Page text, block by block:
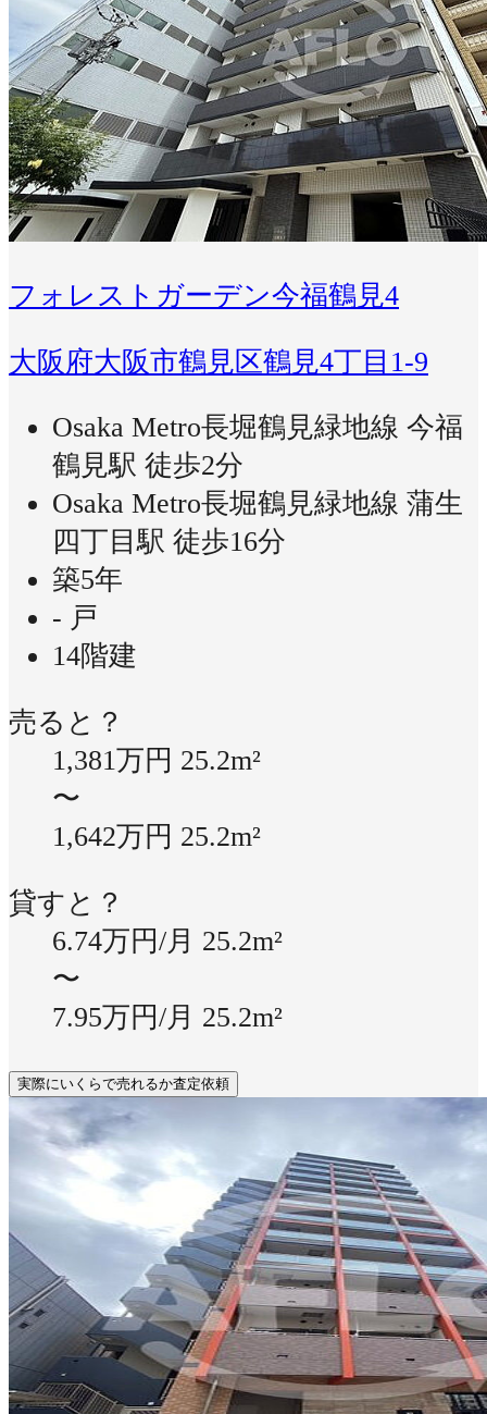
フォレストガーデン今福鶴見4
大阪府大阪市鶴見区鶴見4丁目1-9
Osaka Metro長堀鶴見緑地線 今福
鶴見駅 徒歩2分
Osaka Metro長堀鶴見緑地線 蒲生
四丁目駅 徒歩16分
築5年
- 戸
14階建
売ると？
1,381万円 25.2m²
〜
1,642万円 25.2m²
貸すと？
6.74万円/月 25.2m²
〜
7.95万円/月 25.2m²
実際にいくらで売れるか査定依頼